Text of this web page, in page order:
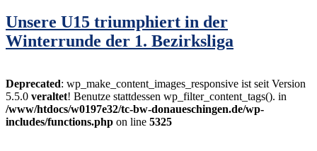
Unsere U15 triumphiert in der
Winterrunde der 1. Bezirksliga
Deprecated: wp_make_content_images_responsive ist seit Version
5.5.0 veraltet! Benutze stattdessen wp_filter_content_tags(). in
/www/htdocs/w0197e32/tc-bw-donaueschingen.de/wp-
includes/functions.php on line 5325